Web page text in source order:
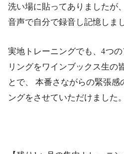
洗い場に貼ってありましたが
音声で自分で録音し記憶しまし
実地トレーニングでも、4つ
リングをワインブックス生の
とで、 本番さながらの緊張
ングをさせていただけました。